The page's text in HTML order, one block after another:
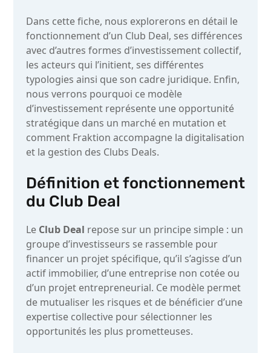
Dans cette fiche, nous explorerons en détail le
fonctionnement d’un Club Deal, ses différences
avec d’autres formes d’investissement collectif,
les acteurs qui l’initient, ses différentes
typologies ainsi que son cadre juridique. Enfin,
nous verrons pourquoi ce modèle
d’investissement représente une opportunité
stratégique dans un marché en mutation et
comment Fraktion accompagne la digitalisation
et la gestion des Clubs Deals.
Définition et fonctionnement
du Club Deal
Le Club Deal repose sur un principe simple : un
groupe d’investisseurs se rassemble pour
financer un projet spécifique, qu’il s’agisse d’un
actif immobilier, d’une entreprise non cotée ou
d’un projet entrepreneurial. Ce modèle permet
de mutualiser les risques et de bénéficier d’une
expertise collective pour sélectionner les
opportunités les plus prometteuses.